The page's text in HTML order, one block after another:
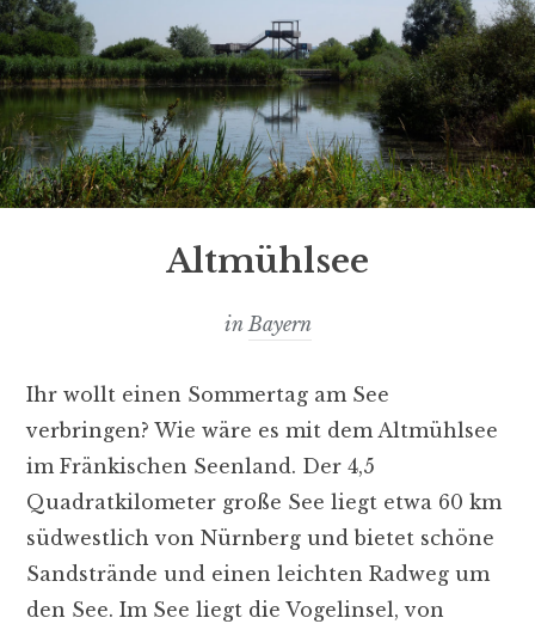
Altmühlsee
in Bayern
Ihr wollt einen Sommertag am See
verbringen? Wie wäre es mit dem Altmühlsee
im Fränkischen Seenland. Der 4,5
Quadratkilometer große See liegt etwa 60 km
südwestlich von Nürnberg und bietet schöne
Sandstrände und einen leichten Radweg um
den See. Im See liegt die Vogelinsel, von